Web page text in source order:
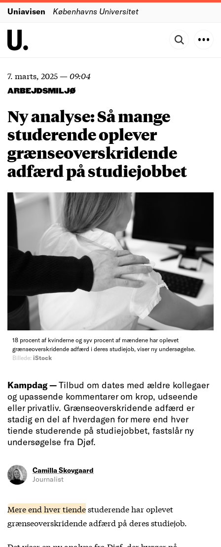
Uniavisen Københavns Universitet
7. marts, 2025—09:04
ARBEJDSMILJØ
Ny analyse: Så mange
studerende oplever
grænseoverskridende
adfærd på studiejobbet
18 procent af kvinderne og syv procent af mændene har oplevet
grænseoverskridende adfærd i deres studiejob, viser ny undersøgelse.
Billede: iStock
Kampdag —Tilbud om dates med ældre kollegaer
og upassende kommentarer om krop, udseende
eller privatliv. Grænseoverskridende adfærd er
stadig en del af hverdagen for mere end hver
tiende studerende på studiejobbet, fastslår ny
undersøgelse fra Djøf.
Camilla Skovgaard
Journalist
Mere end hver tiendestuderende har oplevet
grænseoverskridende adfærd på deres studiejob.